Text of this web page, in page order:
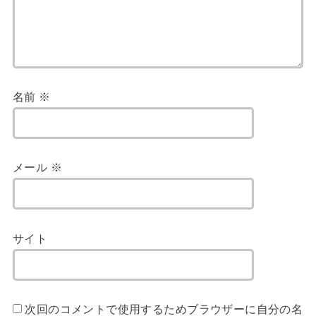
名前 ※
メール ※
サイト
次回のコメントで使用するためブラウザーに自分の名